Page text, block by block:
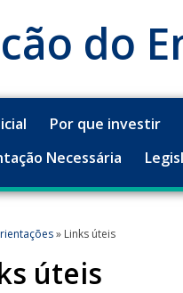
do
Por que investir
Necessária
» Links úteis
úteis